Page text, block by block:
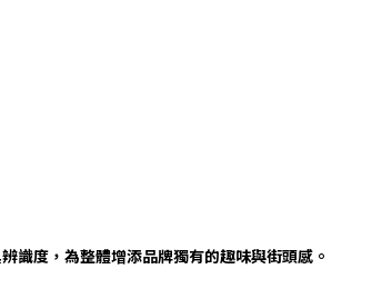
識度，為整體增添品牌獨有的趣味與街頭感。